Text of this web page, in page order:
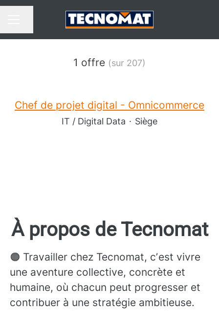
MENU CARRIÈRE
Partager la page
1 offre (sur 207)
Chef de projet digital - Omnicommerce
IT / Digital Data · Siège
À propos de Tecnomat
🟠 Travailler chez Tecnomat, cʼest vivre
une aventure collective, concrète et
humaine, où chacun peut progresser et
contribuer à une stratégie ambitieuse.